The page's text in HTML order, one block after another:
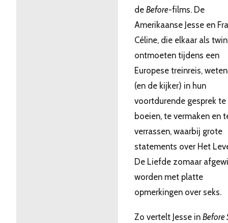
de Before-films. De
Amerikaanse Jesse en
Céline, die elkaar als
ontmoeten tijdens een
Europese treinreis,
(en de kijker) in hun
voortdurende gesprek te
boeien, te vermaken en
verrassen, waarbij grote
statements over Het
De Liefde zomaar
worden met platte
opmerkingen over seks.
Zo vertelt Jesse in Before